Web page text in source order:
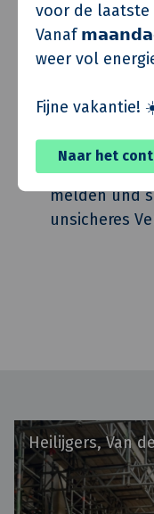
voor de laatste
Vanaf
weer vol
Fijne vakantie!
Naar het
Unter dem
Sorgen Sie
Es ist Pflicht,
melden und
unsicheres
Heilijgers, Van